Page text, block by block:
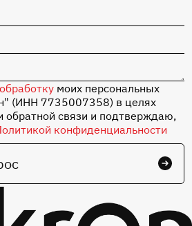
моих персональных
(ИНН 7735007358) в целях
обратной связи и подтверждаю,
конфиденциальности